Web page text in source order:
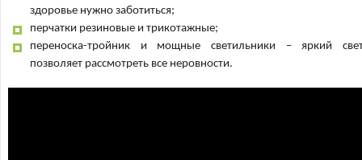
здоровье нужно заботиться;
перчатки резиновые и трикотажные;
переноска-тройник и мощные светильники – яркий
позволяет рассмотреть все неровности.